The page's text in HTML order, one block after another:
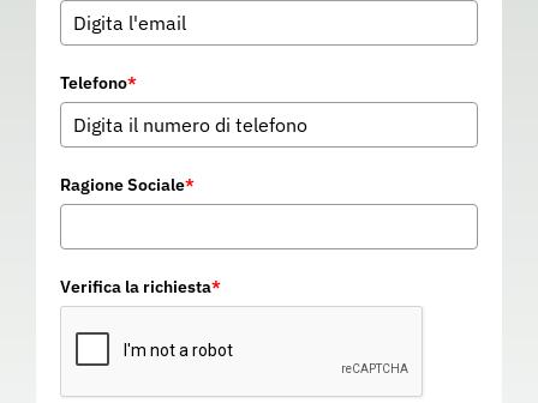
Telefono*
Ragione Sociale*
Verifica la richiesta*